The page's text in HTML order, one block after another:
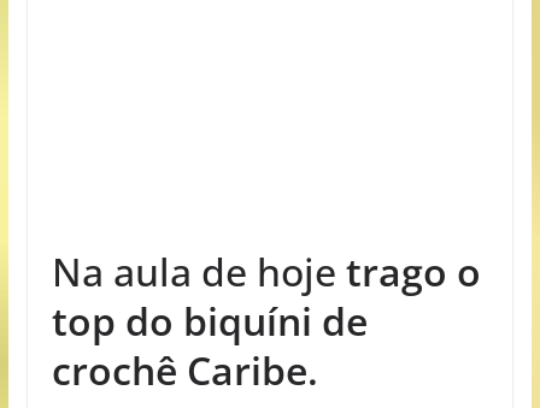
Na aula de hoje trago o
top do biquíni de
crochê Caribe.